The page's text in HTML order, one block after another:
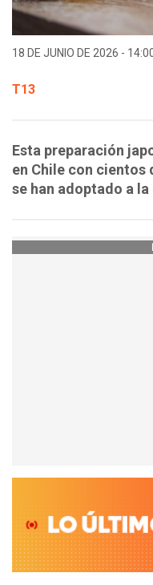
18 DE JUNIO DE 2026 -
T13
Esta preparación
en Chile con cientos
se han adoptado a